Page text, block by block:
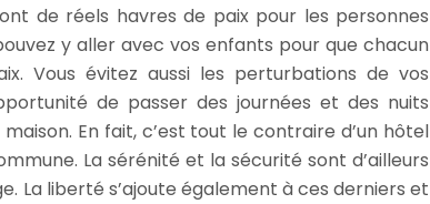
de réels havres de paix pour les personnes
y aller avec vos enfants pour que chacun
Vous évitez aussi les perturbations de vos
de passer des journées et des nuits
En fait, c’est tout le contraire d’un hôtel
La sérénité et la sécurité sont d’ailleurs
La liberté s’ajoute également à ces derniers et